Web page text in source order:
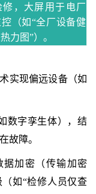
修，大屏用于电厂
（如“全厂设备健
力图”）。
实现偏远设备（如
数字孪生体），结
故障。
据加密（传输加密
如“检修人员仅查